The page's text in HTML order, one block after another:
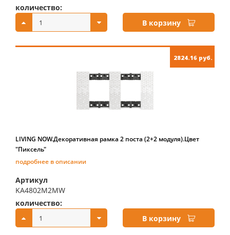
количество:
В корзину
2824.16 руб.
LIVING NOW.Декоративная рамка 2 поста (2+2 модуля).Цвет
"Пиксель"
подробнее в описании
Артикул
KA4802M2MW
количество:
В корзину